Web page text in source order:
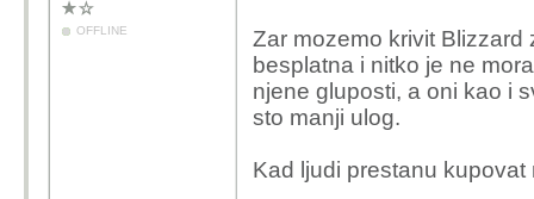
OFFLINE
Zar mozemo krivit Blizzard
besplatna i nitko je ne
njene gluposti, a oni kao i
sto manji ulog.
Kad ljudi prestanu